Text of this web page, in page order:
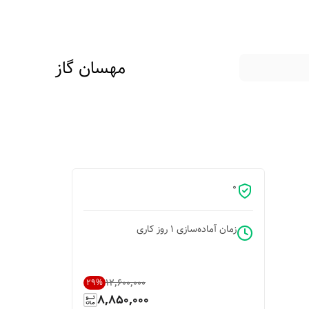
مهسان گاز
0
زمان آماده‌سازی 1 روز کاری
۱۲٬۶۰۰٬۰۰۰ 29%
8,850,000